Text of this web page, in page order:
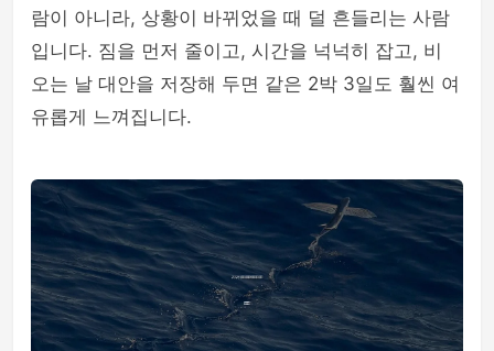
람이 아니라, 상황이 바뀌었을 때 덜 흔들리는 사람
입니다. 짐을 먼저 줄이고, 시간을 넉넉히 잡고, 비
오는 날 대안을 저장해 두면 같은 2박 3일도 훨씬 여
유롭게 느껴집니다.